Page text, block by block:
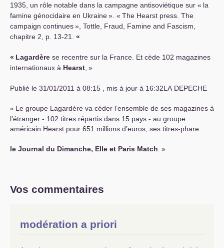
1935, un rôle notable dans la campagne antisoviétique sur « la
famine génocidaire en Ukraine». « The Hearst press. The
campaign continues», Tottle, Fraud, Famine and Fascism,
chapitre 2, p. 13-21. «
« Lagardère se recentre sur la France. Et cède 102 magazines
internationaux à Hearst »
Publié le 31/01/2011 à 08:15 , mis à jour à 16:32LA DEPECHE
« Le groupe Lagardère va céder l’ensemble de ses magazines à
l’étranger - 102 titres répartis dans 15 pays - au groupe
américain Hearst pour 651 millions d’euros, ses titres-phare :
le Journal du Dimanche, Elle et Paris Match »
Vos commentaires
modération a priori